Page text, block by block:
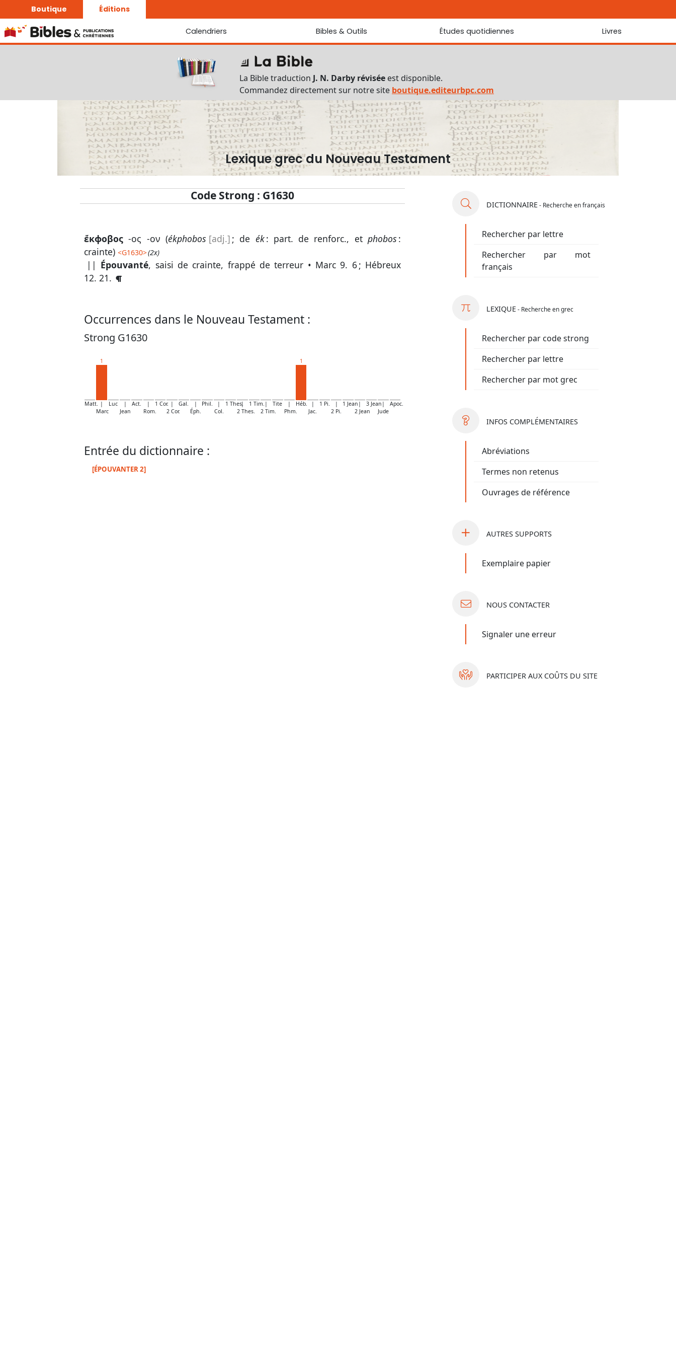
Boutique Éditions
Calendriers
La Bonne Semence
Le Seigneur est proche
Bibles & Outils
Bibles
Traduction J. N. Darby révisée
Traduction J. N. Darby
Ancien Testament interlinéaire
Nouveau Testament interlinéaire
Outils
Dictionnaire français du Nouveau Testament
Lexique grec du Nouveau Testament
Questionnaire de connaissances du Nouveau Testament
Téléchargements
Études quotidiennes Livres
La Bible traduction J. N. Darby révisée est disponible.
Commandez directement sur notre site boutique.editeurbpc.com
Lexique grec du Nouveau Testament
Code Strong : G1630
ἔκϕοβος -ος -ον (ékphobos [adj.] ; de ék: part. de renforc., etphobos :
crainte) <G1630>(2x)
|| Épouvanté, saisi de crainte, frappé de terreur • Marc 9. 6; Hébreux
12. 21.
Occurrences dans le Nouveau Testament :
Strong G1630
Matt.
1
|
Marc
Luc
|
Jean
Act.
|
Rom.
1 Cor. |
2 Cor.
Gal.
|
Éph.
Phil.
|
Col.
1 Thes.
|
2 Thes.
1 Tim. |
2 Tim.
Tite
|
Phm.
1
Héb.
|
Jac.
1 Pi.
|
2 Pi.
1 Jean |
2 Jean
3 Jean |
Jude
Apoc.
Entrée du dictionnaire :
[ÉPOUVANTER 2]
DICTIONNAIRE- Recherche en français
Rechercher par lettre
Rechercher par mot
français
LEXIQUE- Recherche en grec
Rechercher par code strong
Rechercher par lettre
Rechercher par mot grec
INFOS COMPLÉMENTAIRES
Abréviations
Termes non retenus
Ouvrages de référence
AUTRES SUPPORTS
Exemplaire papier
NOUS CONTACTER
Signaler une erreur
PARTICIPER AUX COÛTS DU SITE